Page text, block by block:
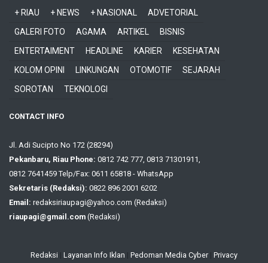
+ RIAU + NEWS + NASIONAL
ADVETORIAL
GALERI FOTO
AGAMA ARTIKEL
BISNIS
ENTERTAIMENT
HEADLINE KARIER
KESEHATAN
KOLOM OPINI
LINKUNGAN OTOMOTIF
SEJARAH
SOROTAN
TEKNOLOGI
CONTACT INFO
Jl. Adi Sucipto No 172 (28294)
Pekanbaru, Riau Phone: 0812 742 777, 0813 71301911,
0812 7641459 Telp/Fax: 0611 65818 - WhatsApp
Sekretaris (Redaksi): 0822 896 2001 6202
Email: redaksiriaupagi@yahoo.com (Redaksi)
riaupagi@gmail.com (Redaksi)
Redaksi Layanan Info Iklan Pedoman Media Cyber Privacy